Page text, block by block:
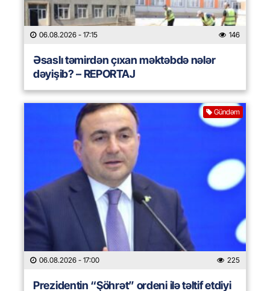
06.08.2026 - 17:15 146
Əsaslı təmirdən çıxan məktəbdə nələr
dəyişib? – REPORTAJ
Gündəm
06.08.2026 - 17:00 225
Prezidentin “Şöhrət” ordeni ilə təltif etdiyi